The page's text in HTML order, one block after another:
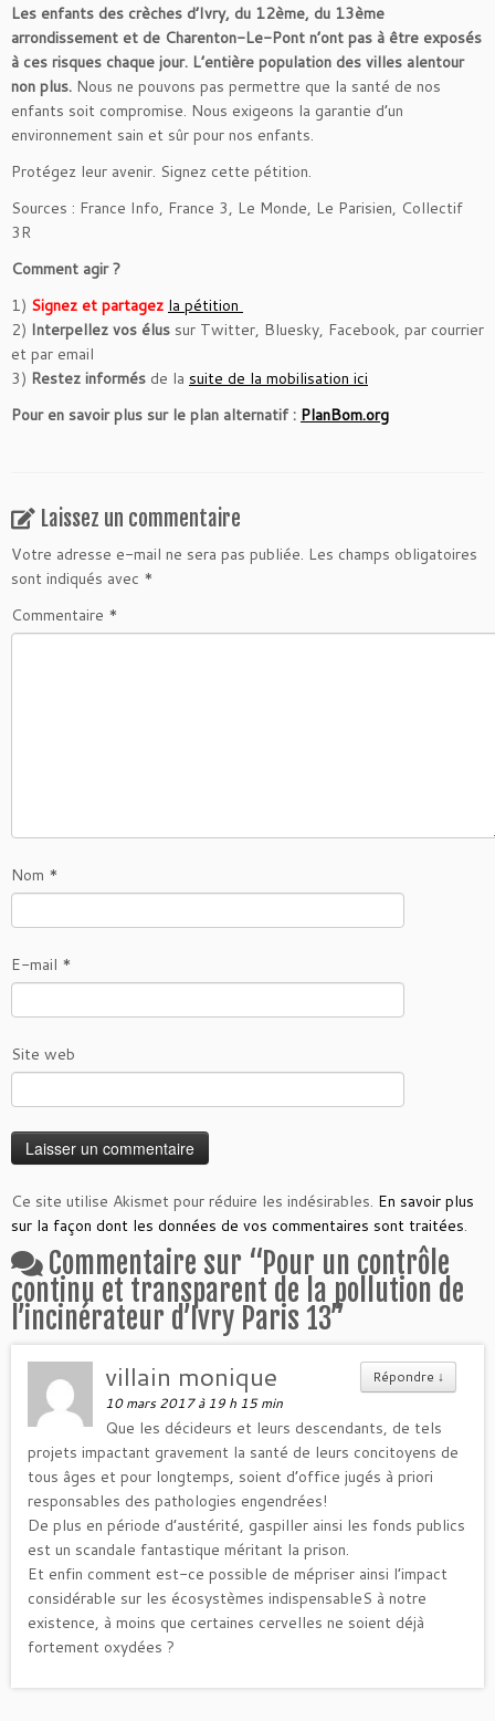
Les enfants des crèches d’Ivry, du 12ème, du 13ème
arrondissement et de Charenton-Le-Pont n’ont pas à être exposés
à ces risques chaque jour. L’entière population des villes alentour
non plus. Nous ne pouvons pas permettre que la santé de nos
enfants soit compromise. Nous exigeons la garantie d’un
environnement sain et sûr pour nos enfants.
Protégez leur avenir. Signez cette pétition.
Sources : France Info, France 3, Le Monde, Le Parisien, Collectif
3R
Comment agir ?
1) Signez et partagez la pétition
2) Interpellez vos élus sur Twitter, Bluesky, Facebook, par courrier
et par email
3) Restez informés de la suite de la mobilisation ici
Pour en savoir plus sur le plan alternatif : PlanBom.org
Laissez un commentaire
Votre adresse e-mail ne sera pas publiée. Les champs obligatoires
sont indiqués avec *
Commentaire *
Nom *
E-mail *
Site web
Ce site utilise Akismet pour réduire les indésirables. En savoir plus
sur la façon dont les données de vos commentaires sont traitées.
Commentaire sur “Pour un contrôle
continu et transparent de la pollution de
l’incinérateur d’Ivry Paris 13”
Répondre ↓
villain monique
10 mars 2017 à 19 h 15 min
Que les décideurs et leurs descendants, de tels
projets impactant gravement la santé de leurs concitoyens de
tous âges et pour longtemps, soient d’office jugés à priori
responsables des pathologies engendrées!
De plus en période d’austérité, gaspiller ainsi les fonds publics
est un scandale fantastique méritant la prison.
Et enfin comment est-ce possible de mépriser ainsi l’impact
considérable sur les écosystèmes indispensableS à notre
existence, à moins que certaines cervelles ne soient déjà
fortement oxydées ?